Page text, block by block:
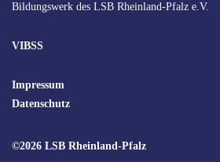
Bildungswerk des LSB Rheinland-Pfalz e.V.
VIBSS
Impressum
Datenschutz
©2026 LSB Rheinland-Pfalz